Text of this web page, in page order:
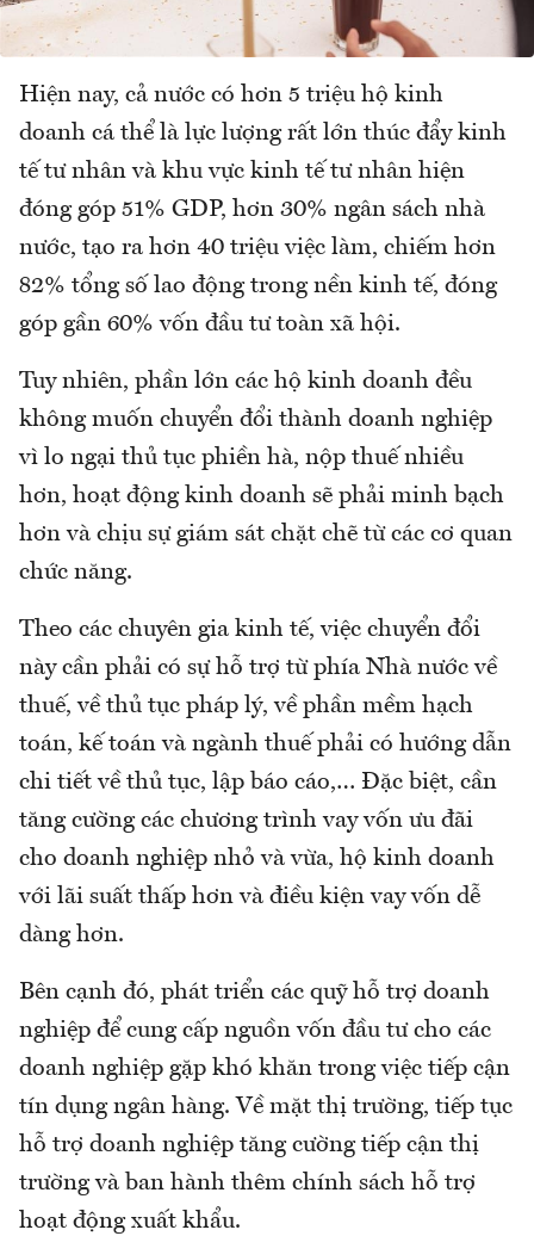
Hiện nay, cả nước có hơn 5 triệu hộ kinh
doanh cá thể là lực lượng rất lớn thúc đẩy kinh
tế tư nhân và khu vực kinh tế tư nhân hiện
đóng góp 51% GDP, hơn 30% ngân sách nhà
nước, tạo ra hơn 40 triệu việc làm, chiếm hơn
82% tổng số lao động trong nền kinh tế, đóng
góp gần 60% vốn đầu tư toàn xã hội.
Tuy nhiên, phần lớn các hộ kinh doanh đều
không muốn chuyển đổi thành doanh nghiệp
vì lo ngại thủ tục phiền hà, nộp thuế nhiều
hơn, hoạt động kinh doanh sẽ phải minh bạch
hơn và chịu sự giám sát chặt chẽ từ các cơ quan
chức năng.
Theo các chuyên gia kinh tế, việc chuyển đổi
này cần phải có sự hỗ trợ từ phía Nhà nước về
thuế, về thủ tục pháp lý, về phần mềm hạch
toán, kế toán và ngành thuế phải có hướng dẫn
chi tiết về thủ tục, lập báo cáo,… Đặc biệt, cần
tăng cường các chương trình vay vốn ưu đãi
cho doanh nghiệp nhỏ và vừa, hộ kinh doanh
với lãi suất thấp hơn và điều kiện vay vốn dễ
dàng hơn.
Bên cạnh đó, phát triển các quỹ hỗ trợ doanh
nghiệp để cung cấp nguồn vốn đầu tư cho các
doanh nghiệp gặp khó khăn trong việc tiếp cận
tín dụng ngân hàng. Về mặt thị trường, tiếp tục
hỗ trợ doanh nghiệp tăng cường tiếp cận thị
trường và ban hành thêm chính sách hỗ trợ
hoạt động xuất khẩu.